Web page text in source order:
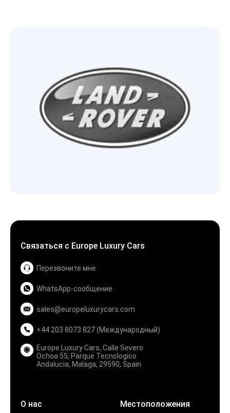
Связаться с Europe Luxury Cars
Перезвоните мне
WhatsApp-сообщение
sales@europeluxurycars.com
+44 203 8073 827 (Международный)
Europe Luxury Cars, Calle Severo
Ochoa 55, Parque Tecnologico
Andalucia, Malaga, 29590, Spain
О нас Местоположения